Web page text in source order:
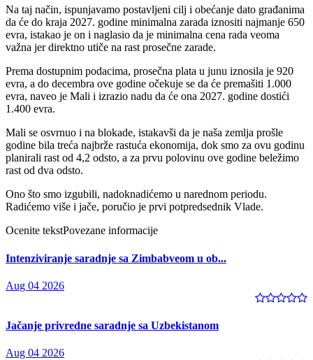
Na taj način, ispunjavamo postavljeni cilj i obećanje dato građanima
da će do kraja 2027. godine minimalna zarada iznositi najmanje 650
evra, istakao je on i naglasio da je minimalna cena rada veoma
važna jer direktno utiče na rast prosečne zarade.
Prema dostupnim podacima, prosečna plata u junu iznosila je 920
evra, a do decembra ove godine očekuje se da će premašiti 1.000
evra, naveo je Mali i izrazio nadu da će ona 2027. godine dostići
1.400 evra.
Mali se osvrnuo i na blokade, istakavši da je naša zemlja prošle
godine bila treća najbrže rastuća ekonomija, dok smo za ovu godinu
planirali rast od 4,2 odsto, a za prvu polovinu ove godine beležimo
rast od dva odsto.
Ono što smo izgubili, nadoknadićemo u narednom periodu.
Radićemo više i jače, poručio je prvi potpredsednik Vlade.
Ocenite tekstPovezane informacije
Intenziviranje saradnje sa Zimbabveom u ob...
Aug 04 2026
Jačanje privredne saradnje sa Uzbekistanom
Aug 04 2026